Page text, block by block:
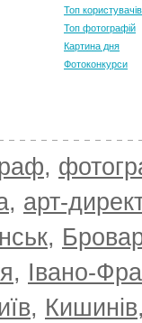
Топ користувачів
Топ фотографій
Картина дня
Фотоконкурси
,
, арт-
,
, Івано-
, Кишинів